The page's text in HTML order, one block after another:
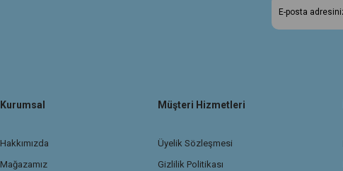
Kurumsal
Hakkımızda
Mağazamız
Müşteri Hizmetleri
Üyelik Sözleşmesi
Gizlilik Politikası